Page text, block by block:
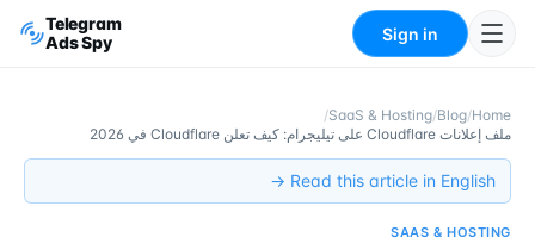
Telegram
Ads Spy
Sign in
Home
/
Blog
/
SaaS & Hosting
/
ملف إعلانات Cloudflare على تيليجرام: كيف تعلن Cloudflare في 2026
Read this article in English →
SAAS & HOSTING